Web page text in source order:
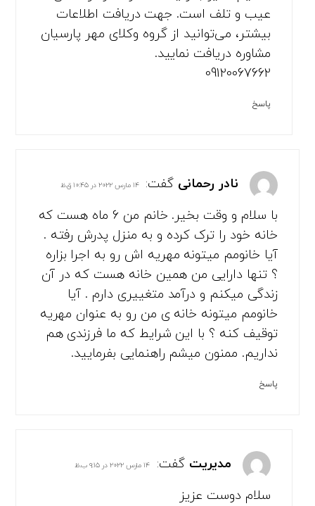
‌عیب و تلف است. جهت دریافت اطلاعات
بیشتر، می‌توانید از گروه وکلای مهر پارسیان
مشاوره دریافت نمایید.
09120067662
پاسخ
نادر رحمانی گفت: ۱۴ مارس ۲۰۲۲ در ۱۰:۴۵ ق.ظ
با سلام و وقت بخیر. خانم من 6 ماه هست که
خانه خود را ترک کرده و به منزل پدرش رفته .
آیا خانومم میتونه مهریه اش رو به اجرا بزاره
؟ تنها دارایی من همین خانه هست که در آن
زندگی میکنم و درآمد متغییری دارم . آیا
خانومم میتونه خانه ی من رو به عنوان مهریه
توقیف کنه ؟ با این شرایط که ما فرزندی هم
نداریم. ممنون میشم راهنمایی بفرمایید.
پاسخ
مدیریت گفت: ۱۴ مارس ۲۰۲۲ در ۹:۱۵ ب.ظ
سلام دوست عزیز